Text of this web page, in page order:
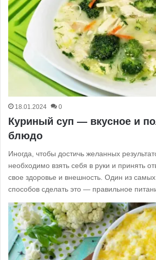
18.01.2024 0
Куриный суп — вкусное и
блюдо
Иногда, чтобы достичь желанных
необходимо взять себя в руки и принять
свое здоровье и внешность. Один из
способов сделать это — правильное